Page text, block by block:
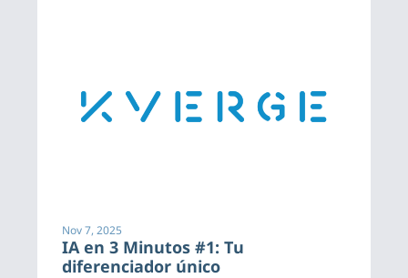
Nov 7, 2025
IA en 3 Minutos #1: Tu
diferenciador único